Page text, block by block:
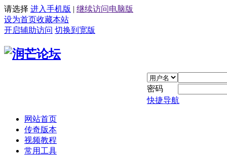
请选择 进入手机版 | 继续访问电脑版
设为首页收藏本站
开启辅助访问 切换到宽版
密码
快捷导航
网站首页
传奇版本
视频教程
常用工具